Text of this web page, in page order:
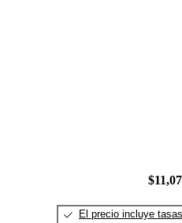
El precio incluye tasas